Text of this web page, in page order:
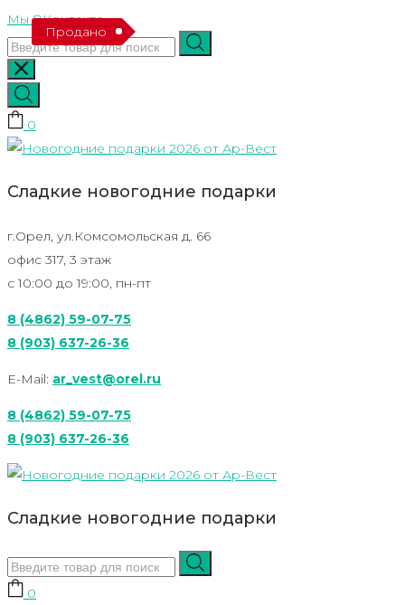
Skip
to
content
Мы ВКонтакте
0
Сладкие новогодние подарки
г.Орел, ул.Комсомольская д. 66
офис 317, 3 этаж
с 10:00 до 19:00, пн-пт
8 (4862) 59-07-75
8 (903) 637-26-36
E-Mail: ar_vest@orel.ru
8 (4862) 59-07-75
8 (903) 637-26-36
Сладкие новогодние подарки
0
Продано